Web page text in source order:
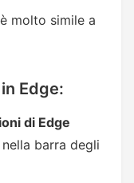
molto simile a
Edge:
di Edge
nella barra degli